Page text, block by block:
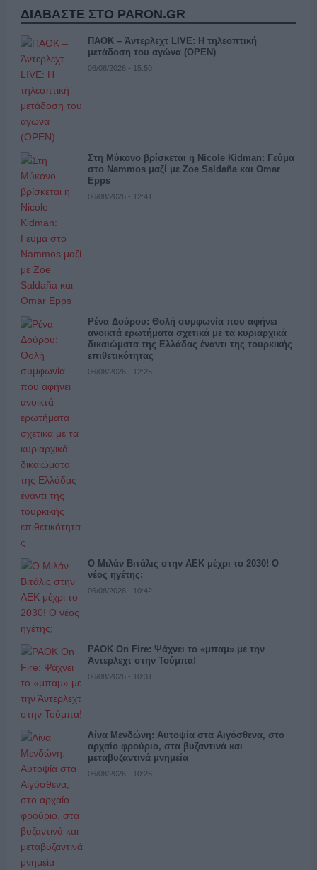
ΔΙΑΒΑΣΤΕ ΣΤΟ PARON.GR
ΠΑΟΚ – Άντερλεχτ LIVE: Η τηλεοπτική
μετάδοση του αγώνα (OPEN)
06/08/2026 - 15:50
Στη Μύκονο βρίσκεται η Nicole Kidman: Γεύμα
στο Nammos μαζί με Zoe Saldaña και Omar
Epps
06/08/2026 - 12:41
Ρένα Δούρου: Θολή συμφωνία που αφήνει
ανοικτά ερωτήματα σχετικά με τα κυριαρχικά
δικαιώματα της Ελλάδας έναντι της τουρκικής
επιθετικότητας
06/08/2026 - 12:25
Ο Μιλάν Βιτάλις στην ΑΕΚ μέχρι το 2030! Ο
νέος ηγέτης;
06/08/2026 - 10:42
PAOK On Fire: Ψάχνει το «μπαμ» με την
Άντερλεχτ στην Τούμπα!
06/08/2026 - 10:31
Λίνα Μενδώνη: Αυτοψία στα Αιγόσθενα, στο
αρχαίο φρούριο, στα βυζαντινά και
μεταβυζαντινά μνημεία
06/08/2026 - 10:26